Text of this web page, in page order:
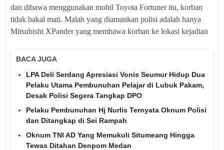
dan dibawa menggunakan mobil Toyota Fortuner itu, korban
tidak bakal mati. Malah yang diamankan polisi adalah hanya
Mitsubishi XPander yang membawa korban ke lokasi kejadian
BACA JUGA
LPA Deli Serdang Apresiasi Vonis Seumur Hidup Dua
Pelaku Utama Pembunuhan Pelajar di Lubuk Pakam,
Desak Polisi Segera Tangkap DPO
Pelaku Pembunuhan Hj Nurlis Ternyata Oknum Polisi
dan Ditangkap di Sei Rampah
Oknum TNI AD Yang Memukuli Situmeang Hingga
Tewas Ditahan Denpom Medan